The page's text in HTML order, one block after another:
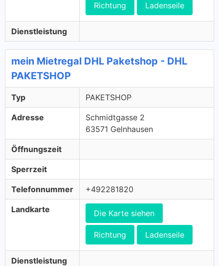
Richtung Ladenseile
Dienstleistung
mein Mietregal DHL Paketshop - DHL
PAKETSHOP
Typ PAKETSHOP
Adresse
Schmidtgasse 2
63571 Gelnhausen
Öffnungszeit
Sperrzeit
Telefonnummer +492281820
Landkarte Die Karte siehen
Richtung Ladenseile
Dienstleistung